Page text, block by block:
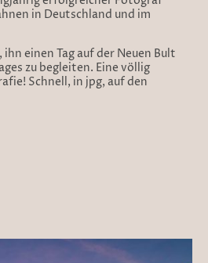
in Deutschland und im
ihn einen Tag auf der Neuen Bult
zu begleiten. Eine völlig
Schnell, in jpg, auf den